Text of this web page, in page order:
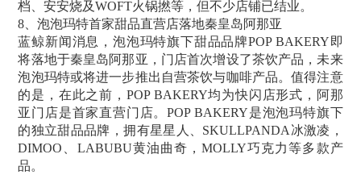
档、安安烧及WOFT火锅撚等，但不少店铺已结业。
8、泡泡玛特首家甜品直营店落地秦皇岛阿那亚
蓝鲸新闻消息，泡泡玛特旗下甜品品牌POP BAKERY即
将落地于秦皇岛阿那亚，门店首次增设了茶饮产品，未来
泡泡玛特或将进一步推出自营茶饮与咖啡产品。值得注意
的是，在此之前，POP BAKERY均为快闪店形式，阿那
亚门店是首家直营门店。POP BAKERY是泡泡玛特旗下
的独立甜品品牌，拥有星星人、SKULLPANDA冰激凌，
DIMOO、LABUBU黄油曲奇，MOLLY巧克力等多款产
品。